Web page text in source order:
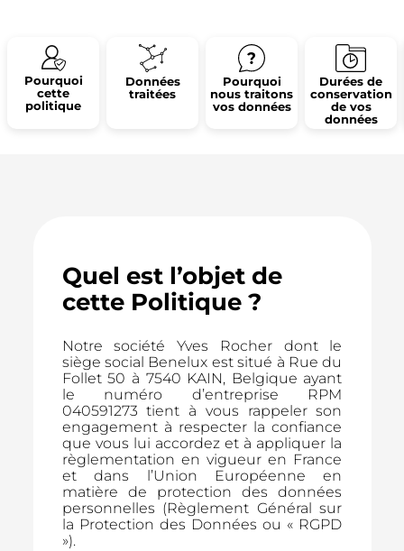
Pourquoi
cette
politique
Données
traitées
Pourquoi
nous traitons
vos données
Durées de
conservation
de vos
données
Quel est l’objet de
cette Politique ?
Notre société Yves Rocher dont le
siège social Benelux est situé à Rue du
Follet 50 à 7540 KAIN, Belgique ayant
le numéro d’entreprise RPM
040591273 tient à vous rappeler son
engagement à respecter la confiance
que vous lui accordez et à appliquer la
règlementation en vigueur en France
et dans l’Union Européenne en
matière de protection des données
personnelles (Règlement Général sur
la Protection des Données ou « RGPD
»).